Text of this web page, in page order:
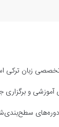
زبان ترکی
آموزشی و